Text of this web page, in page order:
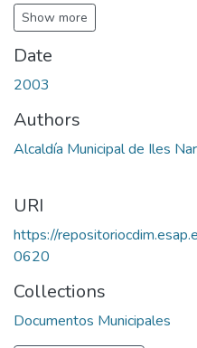
Show more
Date
2003
Authors
Alcaldía Municipal de Iles
URI
https://
0620
Collections
Documentos Municipales